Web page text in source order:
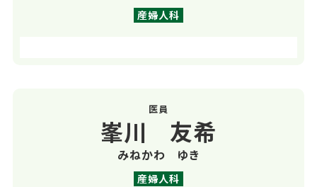
産婦人科
医員
峯川 友希
みねかわ ゆき
産婦人科